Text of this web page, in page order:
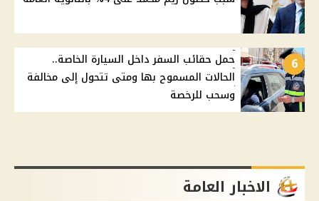
6
حمل حقائب السفر داخل السيارة الخاصة..
الحالات المسموح بها ومتى تتحول إلى مخالفة
وسحب للرخصة
الاخبار العامة